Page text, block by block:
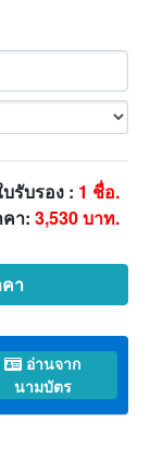
รับรอง : 1 ชื่อ.
คา: 3,530บาท.
า
อ่านจาก
นามบัตร